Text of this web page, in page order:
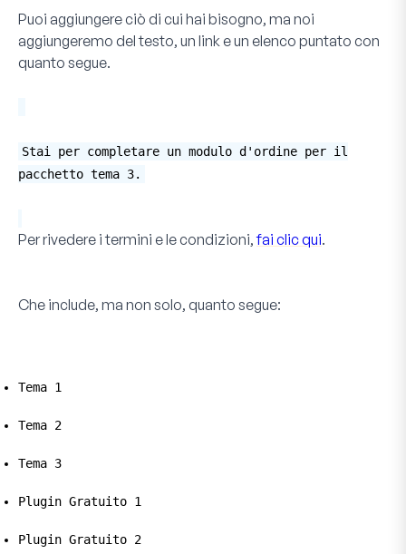
Puoi aggiungere ciò di cui hai bisogno, ma noi
aggiungeremo del testo, un link e un elenco puntato con
quanto segue.
Stai per completare un modulo d'ordine per il
pacchetto tema 3.
Per rivedere i termini e le condizioni,fai clic qui.
Che include, ma non solo, quanto segue:
Tema 1
Tema 2
Tema 3
Plugin Gratuito 1
Plugin Gratuito 2